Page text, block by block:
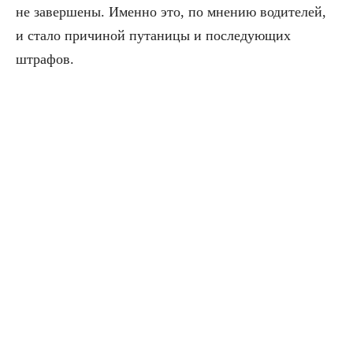
не завершены. Именно это, по мнению водителей,
и стало причиной путаницы и последующих
штрафов.